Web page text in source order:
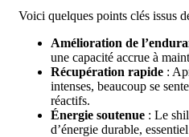
Voici quelques points clés issus
Amélioration de
une capacité accrue à
Récupération rapide :
intenses, beaucoup se
réactifs.
Énergie soutenue : Le
d’énergie durable,